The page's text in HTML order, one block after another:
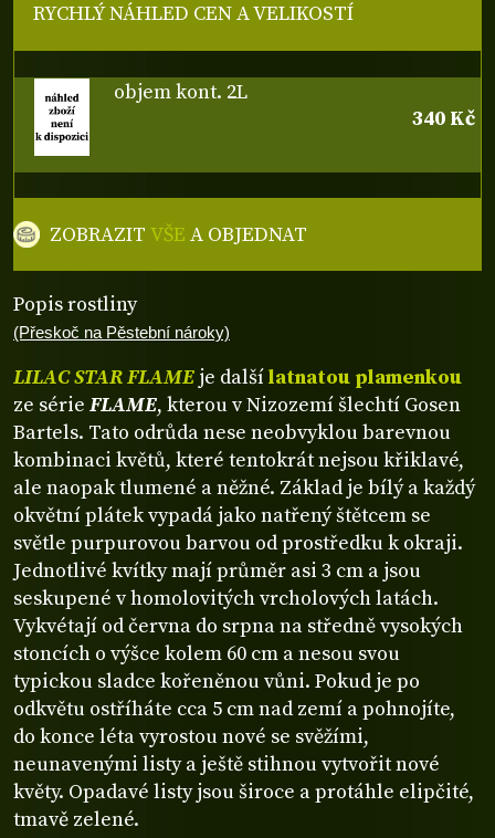
Popis rostliny
(Přeskoč na Pěstební nároky)
LILAC STAR FLAME je dalšílatnatou plamenkou
ze série FLAME, kterou v Nizozemí šlechtí Gosen
Bartels. Tato odrůda nese neobvyklou barevnou
kombinaci květů, které tentokrát nejsou křiklavé,
ale naopak tlumené a něžné. Základ je bílý a každý
okvětní plátek vypadá jako natřený štětcem se
světle purpurovou barvou od prostředku k okraji.
Jednotlivé kvítky mají průměr asi 3 cm a jsou
seskupené v homolovitých vrcholových latách.
Vykvétají od června do srpna na středně vysokých
stoncích o výšce kolem 60 cm a nesou svou
typickou sladce kořeněnou vůni. Pokud je po
odkvětu ostříháte cca 5 cm nad zemí a pohnojíte,
do konce léta vyrostou nové se svěžími,
neunavenými listy a ještě stihnou vytvořit nové
květy. Opadavé listy jsou široce a protáhle elipčité,
tmavě zelené.
RYCHLÝ NÁHLED CEN A VELIKOSTÍ
objem kont. 2L
340 Kč
ZOBRAZITVŠE A OBJEDNAT